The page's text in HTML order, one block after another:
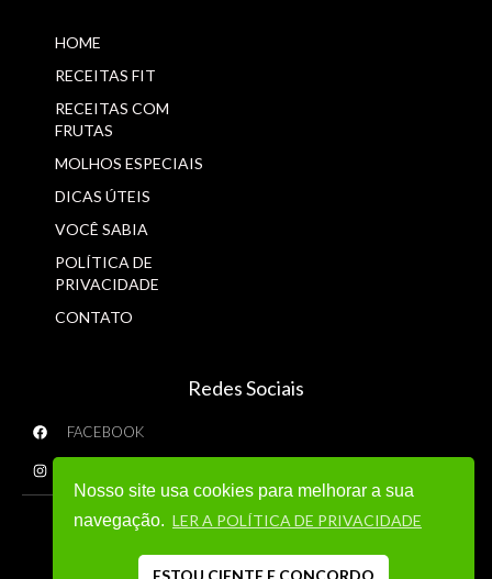
Nosso site usa cookies para melhorar a sua
navegação. LER A POLÍTICA DE PRIVACIDADE
HOME
RECEITAS FIT
RECEITAS COM
FRUTAS
MOLHOS ESPECIAIS
DICAS ÚTEIS
VOCÊ SABIA
POLÍTICA DE
PRIVACIDADE
CONTATO
Redes Sociais
FACEBOOK